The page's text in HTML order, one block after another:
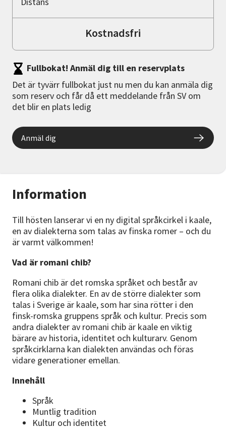
Information
Till hösten lanserar vi en ny digital språkcirkel i kaale,
en av dialekterna som talas av finska romer – och du
är varmt välkommen!
Vad är romani chib?
Romani chib är det romska språket och består av
flera olika dialekter. En av de större dialekter som
talas i Sverige är kaale, som har sina rötter i den
finsk-romska gruppens språk och kultur. Precis som
andra dialekter av romani chib är kaale en viktig
bärare av historia, identitet och kulturarv. Genom
språkcirklarna kan dialekten användas och föras
vidare generationer emellan.
Innehåll
Språk
Muntlig tradition
Kultur och identitet
Kostnadsfri
Fullbokat! Anmäl dig till en reservplats
Det är tyvärr fullbokat just nu men du kan anmäla dig
som reserv och får då ett meddelande från SV om
det blir en plats ledig
Anmäl dig